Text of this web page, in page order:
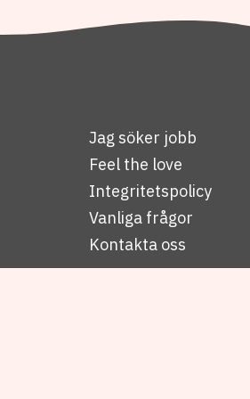
Jag söker jobb
Feel the love
Integritetspolicy
Vanliga frågor
Kontakta oss